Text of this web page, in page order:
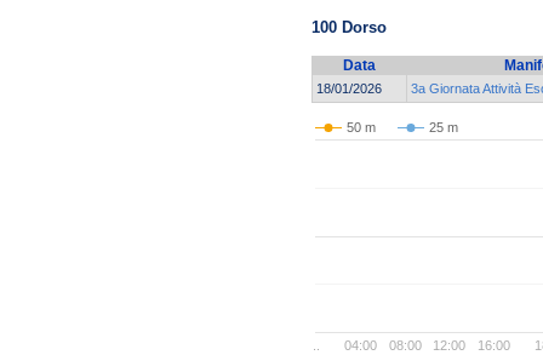
100 Dorso
Data
18/01/2026 3a Giornata Attività
50 m 25 m
04:00 08:00 12:00 16:00